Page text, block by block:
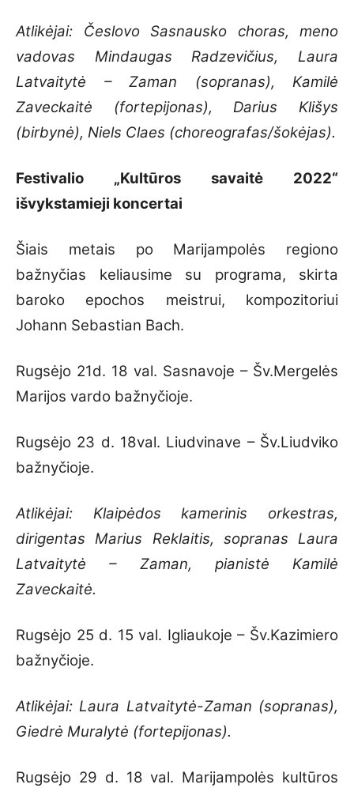
Atlikėjai: Česlovo Sasnausko choras, meno
vadovas Mindaugas Radzevičius, Laura
Latvaitytė – Zaman (sopranas), Kamilė
Zaveckaitė (fortepijonas), Darius Klišys
(birbynė), Niels Claes (choreografas/šokėjas).
Festivalio „Kultūros savaitė 2022“
išvykstamieji koncertai
Šiais metais po Marijampolės regiono
bažnyčias keliausime su programa, skirta
baroko epochos meistrui, kompozitoriui
Johann Sebastian Bach.
Rugsėjo 21d. 18 val. Sasnavoje – Šv.Mergelės
Marijos vardo bažnyčioje.
Rugsėjo 23 d. 18val. Liudvinave – Šv.Liudviko
bažnyčioje.
Atlikėjai: Klaipėdos kamerinis orkestras,
dirigentas Marius Reklaitis, sopranas Laura
Latvaitytė – Zaman, pianistė Kamilė
Zaveckaitė.
Rugsėjo 25 d. 15 val. Igliaukoje – Šv.Kazimiero
bažnyčioje.
Atlikėjai: Laura Latvaitytė-Zaman (sopranas),
Giedrė Muralytė (fortepijonas).
Rugsėjo 29 d. 18 val. Marijampolės kultūros